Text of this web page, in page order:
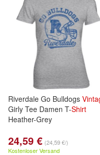
Riverdale Go Bulldogs
Girly Tee Damen T-Shirt
Heather-Grey
24,59 € (24,59 €/)
Kostenloser Versand